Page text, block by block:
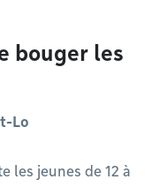
bouger les
Lo
les jeunes de 12 à